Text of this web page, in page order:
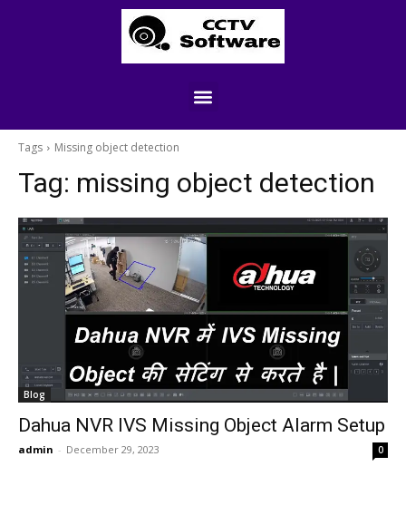
Tags Missing object detection
Tag: missing object detection
Blog
Dahua NVR IVS Missing Object Alarm Setup
admin - December 29, 2023 0